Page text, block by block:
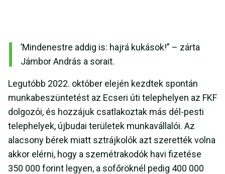
’Mindenestre addig is: hajrá kukások!” – zárta
Jámbor András a sorait.
Legutóbb 2022. október elején kezdtek spontán
munkabeszüntetést az Ecseri úti telephelyen az FKF
dolgozói, és hozzájuk csatlakoztak más dél-pesti
telephelyek, újbudai területek munkavállalói. Az
alacsony bérek miatt sztrájkolók azt szerették volna
akkor elérni, hogy a szemétrakodók havi fizetése
350 000 forint legyen, a sofőröknél pedig 400 000